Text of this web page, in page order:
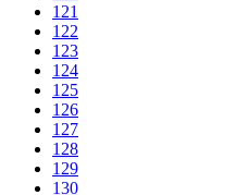
121
122
123
124
125
126
127
128
129
130